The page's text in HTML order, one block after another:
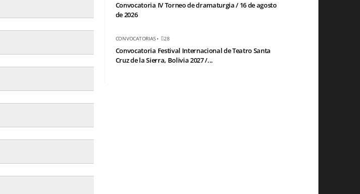
Convocatoria IV Torneo de dramaturgia / 16 de agosto
de 2026
CONVOCATORIAS• 28
Convocatoria Festival Internacional de Teatro Santa
Cruz de la Sierra, Bolivia 2027 /...